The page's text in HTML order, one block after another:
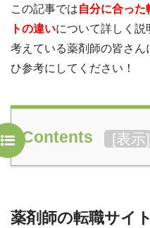
この記事では自分に合った
トの違いについて詳しく説
考えている薬剤師の皆さ
ひ参考にしてください！
Contents [表示]
薬剤師の転職サイ